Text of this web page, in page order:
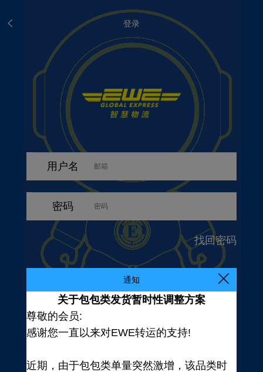
登录
用户名
密码
找回密码
通知
关于包包类发货暂时性调整方案
尊敬的会员:
感谢您一直以来对EWE转运的支持!
近期，由于包包类单量突然激增，该品类时